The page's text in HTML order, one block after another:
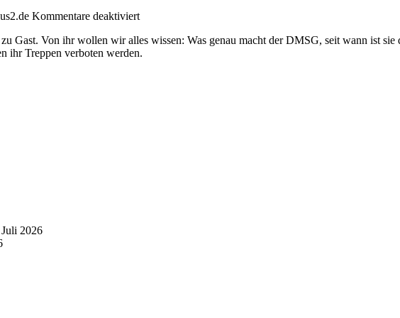
Kommentare deaktiviertfür
7:
DMSG,
Gast. Von ihr wollen wir alles wissen: Was genau macht der DMSG, seit wann ist
ihr Treppen verboten werden.
2026